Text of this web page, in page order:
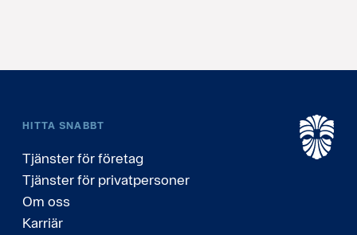
HITTA SNABBT
Tjänster för företag
Tjänster för privatpersoner
Om oss
Karriär